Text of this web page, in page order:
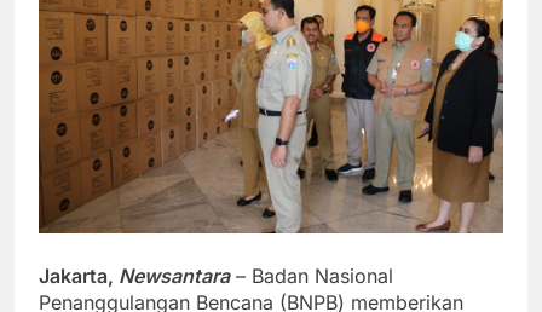
Jakarta, Newsantara– Badan Nasional
Penanggulangan Bencana (BNPB) memberikan